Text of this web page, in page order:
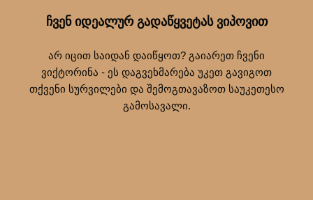
ᲩᲕᲔᲜ ᲘᲓᲔᲐᲚᲣᲠ ᲒᲐᲓᲐᲬᲧᲕᲔᲢᲐᲡ ᲕᲘᲞᲝᲕᲘᲗ
არ იცით საიდან დაიწყოთ? გაიარეთ ჩვენი
ვიქტორინა - ეს დაგვეხმარება უკეთ გავიგოთ
თქვენი სურვილები და შემოგთავაზოთ საუკეთესო
გამოსავალი.